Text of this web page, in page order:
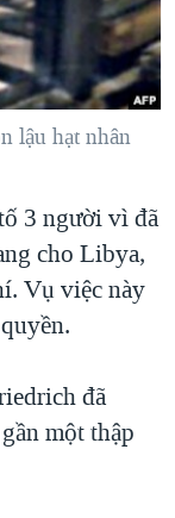
CUỘC'
SÂM
lậu hạt nhân
3 người vì đã
cho Libya,
Vụ việc này
đã
một thập